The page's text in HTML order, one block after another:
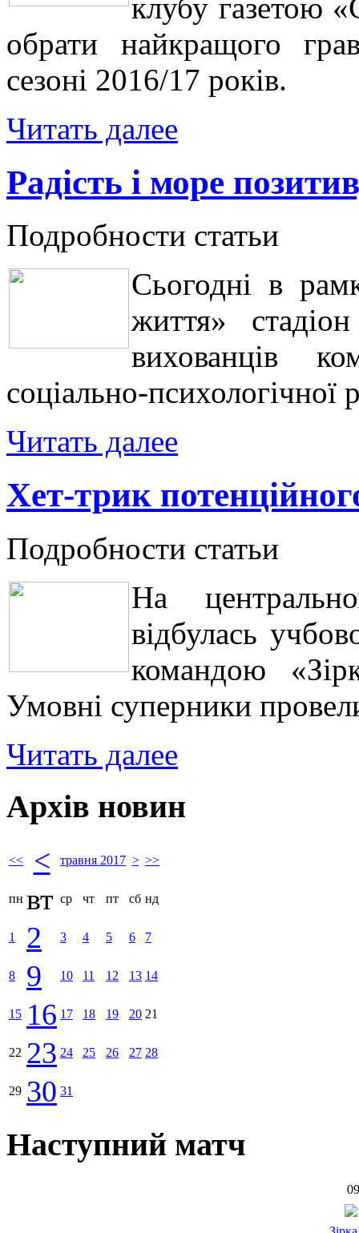
клубу газетою
обрати найкращого
сезоні 2016/17 років.
Читать далее
Радість і море
Подробности статьи
Сьогодні в
життя»
вихованців
соціально-психологічної
Читать далее
Хет-трик
Подробности статьи
На
відбулась
командою
Умовні суперники
Читать далее
Архів новин
<< < травня 2017 > >>
пн вт ср чт пт сб нд
1 2 3 4 5 6 7
8 9 10 11 12 13 14
15 16 17 18 19 20 21
22 23 24 25 26 27 28
29 30 31
Наступний матч